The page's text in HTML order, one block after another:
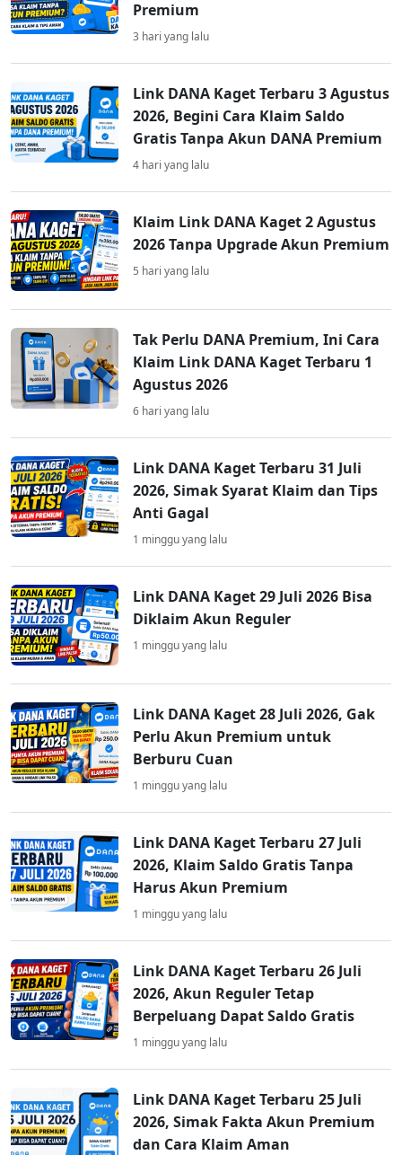
Premium
3 hari yang lalu
Link DANA Kaget Terbaru 3 Agustus
2026, Begini Cara Klaim Saldo
Gratis Tanpa Akun DANA Premium
4 hari yang lalu
Klaim Link DANA Kaget 2 Agustus
2026 Tanpa Upgrade Akun Premium
5 hari yang lalu
Tak Perlu DANA Premium, Ini Cara
Klaim Link DANA Kaget Terbaru 1
Agustus 2026
6 hari yang lalu
Link DANA Kaget Terbaru 31 Juli
2026, Simak Syarat Klaim dan Tips
Anti Gagal
1 minggu yang lalu
Link DANA Kaget 29 Juli 2026 Bisa
Diklaim Akun Reguler
1 minggu yang lalu
Link DANA Kaget 28 Juli 2026, Gak
Perlu Akun Premium untuk
Berburu Cuan
1 minggu yang lalu
Link DANA Kaget Terbaru 27 Juli
2026, Klaim Saldo Gratis Tanpa
Harus Akun Premium
1 minggu yang lalu
Link DANA Kaget Terbaru 26 Juli
2026, Akun Reguler Tetap
Berpeluang Dapat Saldo Gratis
1 minggu yang lalu
Link DANA Kaget Terbaru 25 Juli
2026, Simak Fakta Akun Premium
dan Cara Klaim Aman